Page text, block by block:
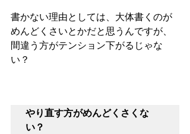
書かない理由としては、大体書くのが
めんどくさいとかだと思うんですが、
間違う方がテンション下がるじゃな
い？
やり直す方がめんどくさくな
い？